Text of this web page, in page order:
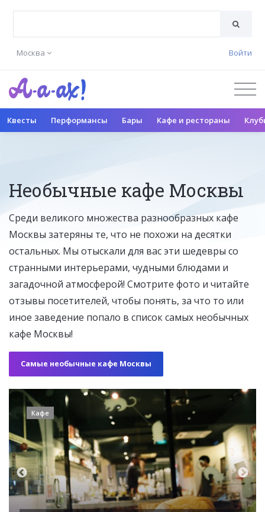
Москва Войти
Квесты Перформансы Бары Кафе и рестораны
Необычные кафе Москвы
Среди великого множества разнообразных кафе
Москвы затеряны те, что не похожи на десятки
остальных. Мы отыскали для вас эти шедевры со
странными интерьерами, чудными блюдами и
загадочной атмосферой! Смотрите фото и читайте
отзывы посетителей, чтобы понять, за что то или
иное заведение попало в список самых необычных
кафе Москвы!
Самые необычные кафе Москвы
Кафе